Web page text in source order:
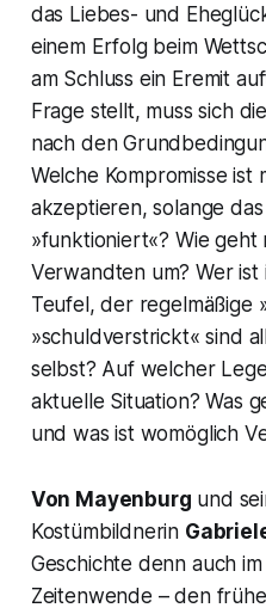
das Liebes- und
einem Erfolg beim
am Schluss ein Eremit
Frage stellt, muss sich
nach den
Welche Kompromisse ist
akzeptieren, solange
»funktioniert«? Wie geht
Verwandten um? Wer
Teufel, der regelmäßige
»schuldverstrickt« sind
selbst? Auf welcher
aktuelle Situation? Was
und was ist womöglich
Von Mayenburg und
Kostümbildnerin
Geschichte denn auch
Zeitenwende – den